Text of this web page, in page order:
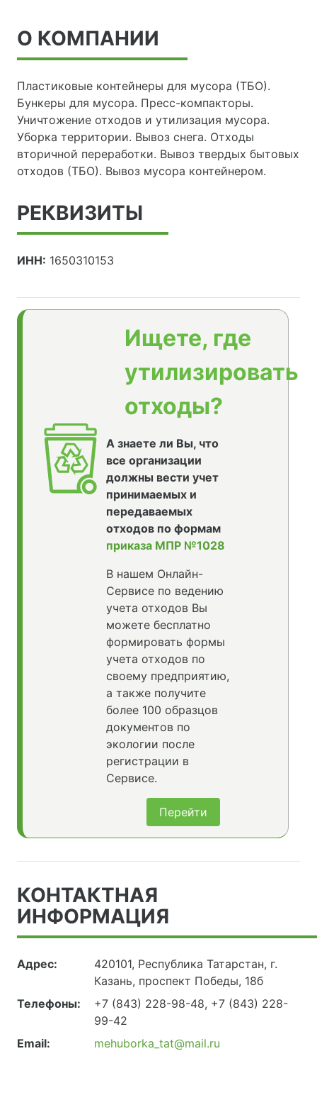
О КОМПАНИИ
Пластиковые контейнеры для мусора (ТБО).
Бункеры для мусора. Пресс-компакторы.
Уничтожение отходов и утилизация мусора.
Уборка территории. Вывоз снега. Отходы
вторичной переработки. Вывоз твердых бытовых
отходов (ТБО). Вывоз мусора контейнером.
РЕКВИЗИТЫ
ИНН: 1650310153
Ищете, где
утилизировать
отходы?
А знаете ли Вы, что
все организации
должны вести учет
принимаемых и
передаваемых
отходов по формам
приказа МПР №1028
В нашем Онлайн-
Сервисе по ведению
учета отходов Вы
можете бесплатно
формировать формы
учета отходов по
своему предприятию,
а также получите
более 100 образцов
документов по
экологии после
регистрации в
Сервисе.
Перейти
КОНТАКТНАЯ
ИНФОРМАЦИЯ
Адрес:
420101, Республика Татарстан, г.
Казань, проспект Победы, 18б
Телефоны:
+7 (843) 228-98-48, +7 (843) 228-
99-42
Email:
mehuborka_tat@mail.ru